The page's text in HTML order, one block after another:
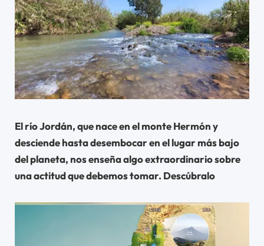
El río Jordán, que nace en el monte Hermón y
desciende hasta desembocar en el lugar más bajo
del planeta, nos enseña algo extraordinario sobre
una actitud que debemos tomar. Descúbralo